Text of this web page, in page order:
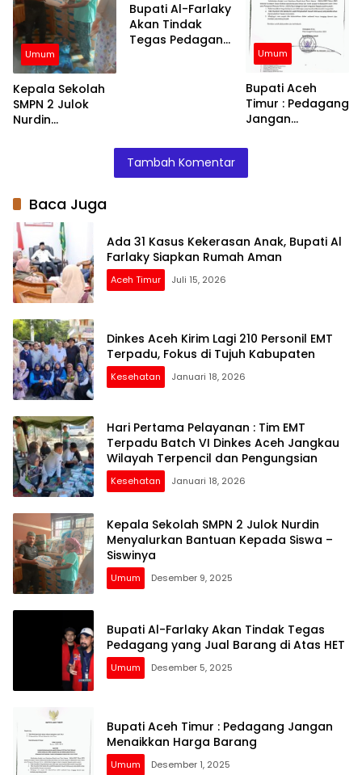
Umum
Kepala Sekolah
SMPN 2 Julok
Nurdin
Bupati Al-Farlaky
Akan Tindak
Tegas Pedagang
Umum
Bupati Aceh
Timur : Pedagang
Jangan
Barang
Tambah Komentar
Baca Juga
Ada 31 Kasus Kekerasan Anak, Bupati Al
Farlaky Siapkan Rumah Aman
Aceh Timur Juli 15, 2026
Dinkes Aceh Kirim Lagi 210 Personil EMT
Terpadu, Fokus di Tujuh Kabupaten
Kesehatan Januari 18, 2026
Hari Pertama Pelayanan : Tim EMT
Terpadu Batch VI Dinkes Aceh Jangkau
Wilayah Terpencil dan Pengungsian
Kesehatan Januari 18, 2026
Kepala Sekolah SMPN 2 Julok Nurdin
Menyalurkan Bantuan Kepada Siswa –
Siswinya
Umum Desember 9, 2025
Bupati Al-Farlaky Akan Tindak Tegas
Pedagang yang Jual Barang di Atas HET
Umum Desember 5, 2025
Bupati Aceh Timur : Pedagang Jangan
Menaikkan Harga Barang
Umum Desember 1, 2025